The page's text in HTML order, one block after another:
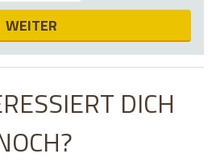
WEITER
DICH